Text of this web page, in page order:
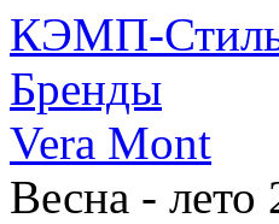
КЭМП-
Бренды
Vera Mont
Весна - лето